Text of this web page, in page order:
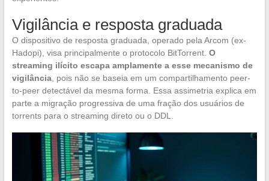
Vigilância e resposta graduada
O dispositivo de resposta graduada, operado pela Arcom (ex-
Hadopi), visa principalmente o protocolo BitTorrent. O
streaming ilícito escapa amplamente a esse mecanismo de
vigilância, pois não se baseia em um compartilhamento peer-
to-peer detectável da mesma forma. Essa assimetria explica em
parte a migração progressiva de uma fração dos usuários de
torrents para o streaming direto ou o DDL.